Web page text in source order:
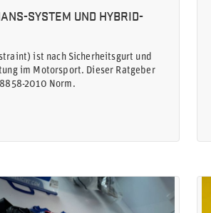
SYSTEM UND HYBRID-
ist nach Sicherheitsgurt und
im Motorsport. Dieser Ratgeber
2010 Norm.